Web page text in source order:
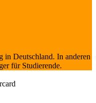
in Deutschland. In anderen
für Studierende.